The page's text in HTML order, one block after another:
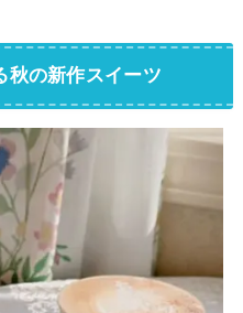
秋の新作スイーツ